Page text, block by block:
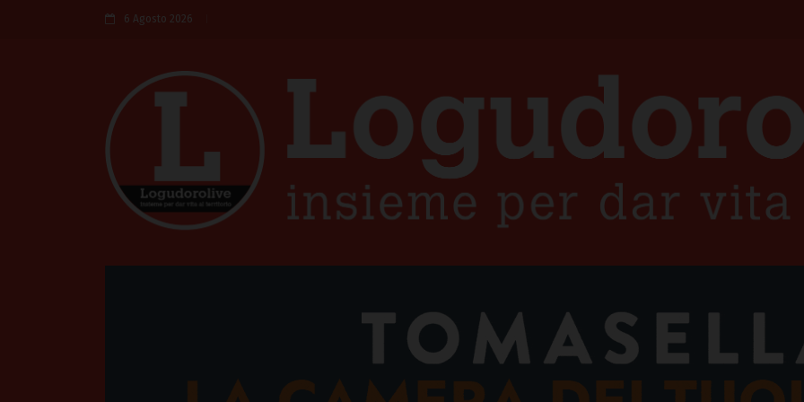
6 Agosto 2026